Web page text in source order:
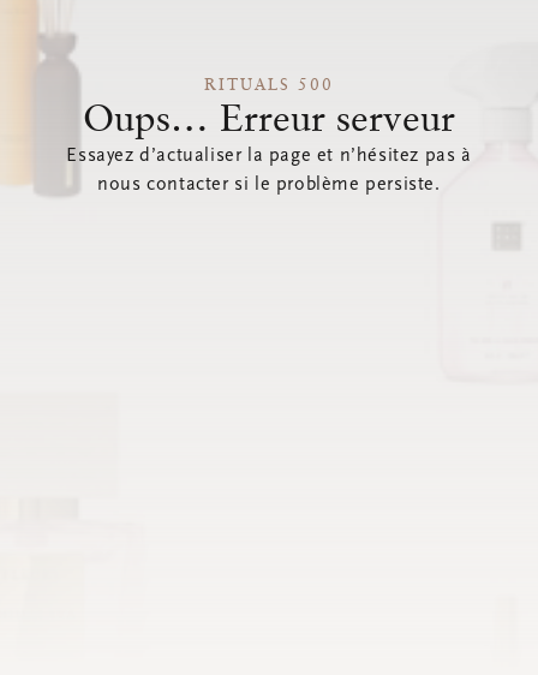
RITUALS 500
Oups… Erreur serveur
Essayez d’actualiser la page et n’hésitez pas à
nous contacter si le problème persiste.